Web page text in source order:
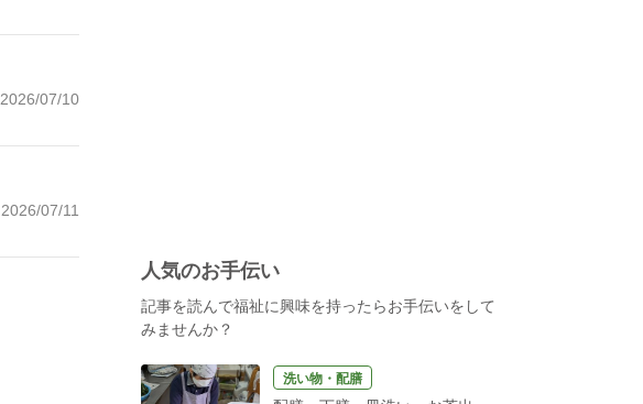
2026/07/10
2026/07/11
人気のお手伝い
記事を読んで福祉に興味を持ったらお手伝いをして
みませんか？
洗い物・配膳